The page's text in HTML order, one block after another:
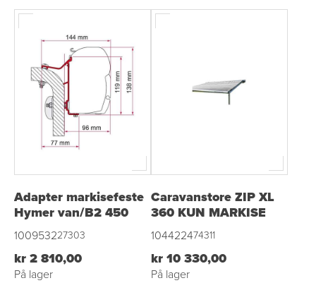
Adapter markisefeste
Hymer van/B2 450
100953227303
kr 2 810,00
På lager
Caravanstore ZIP XL
360 KUN MARKISE
104422474311
kr 10 330,00
På lager